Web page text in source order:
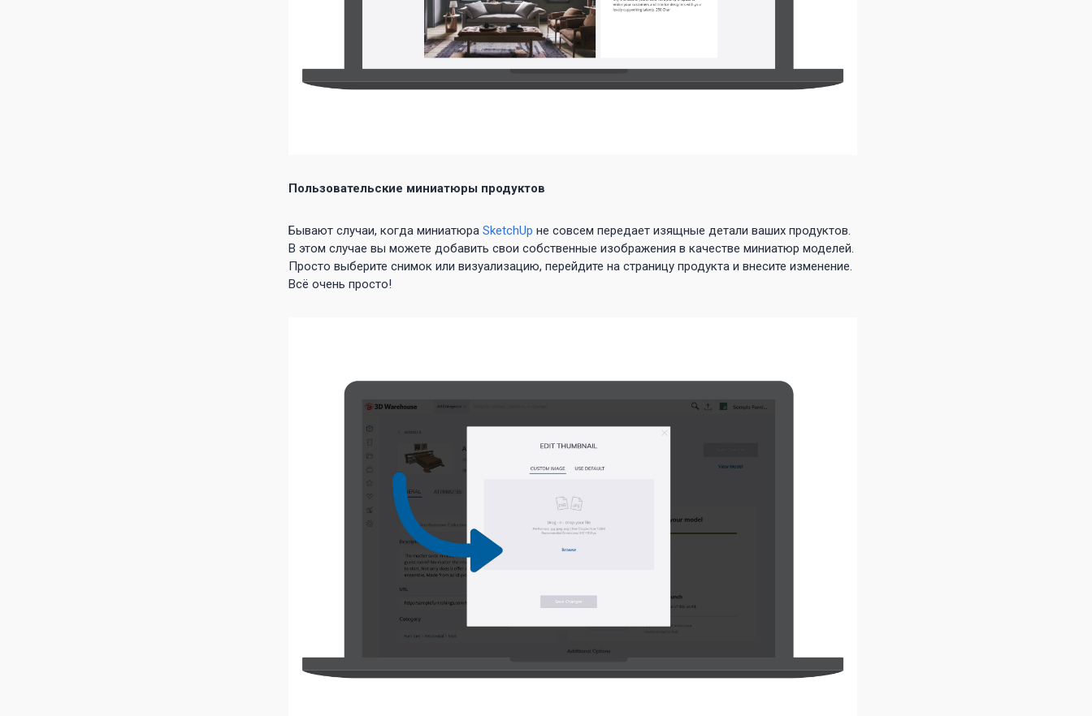
Пользовательские миниатюры продуктов
Бывают случаи, когда миниатюра SketchUp не совсем передает изящные детали ваших продуктов.
В этом случае вы можете добавить свои собственные изображения в качестве миниатюр моделей.
Просто выберите снимок или визуализацию, перейдите на страницу продукта и внесите изменение.
Всё очень просто!